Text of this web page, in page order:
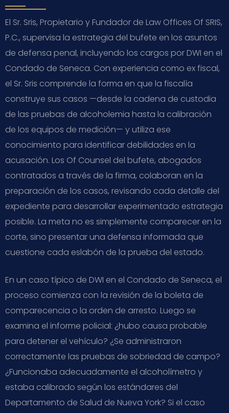
El Sr. Sris, Propietario y Fundador de Law Offices Of SRIS,
P.C., supervisa la estrategia del bufete en los asuntos
de defensa penal, incluyendo los cargos por DWI en el
Condado de Seneca. Con experiencia como ex fiscal,
el Sr. Sris comprende la forma en que la fiscalía
construye sus casos —desde la cadena de custodia
de las pruebas de alcoholemia hasta la calibración
de los equipos de medición— y utiliza ese
conocimiento para identificar debilidades en la
acusación. Los Of Counsel del bufete, abogados
contratados a través de la firma, colaboran en la
preparación de los casos, revisando cada detalle del
expediente para desarrollar experimentado estrategia
posible. La meta no es simplemente comparecer en la
corte, sino presentar una defensa informada que
cuestione cada eslabón de la prueba del estado.
En un caso típico de DWI en el Condado de Seneca, el
proceso comienza con la revisión de la boleta de
comparecencia o la orden de arresto. Luego se
examina el informe policial: ¿hubo causa probable
para detener el vehículo? ¿Se administraron
correctamente las pruebas de sobriedad de campo?
¿Funcionaba adecuadamente el alcoholímetro y
estaba calibrado según los estándares del
Departamento de Salud de Nueva York? Si el caso